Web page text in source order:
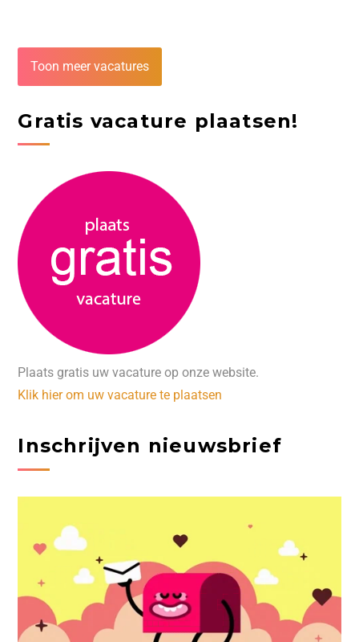
Toon meer vacatures
Gratis vacature plaatsen!
Plaats gratis uw vacature op onze website.
Klik hier om uw vacature te plaatsen
Inschrijven nieuwsbrief